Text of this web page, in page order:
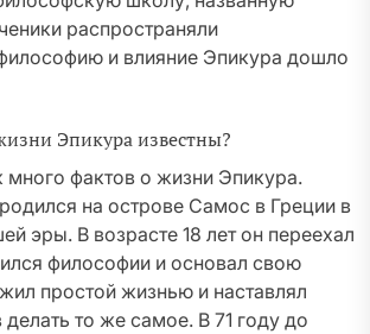
распространяли
и влияние Эпикура дошло
Эпикура известны?
много фактов о жизни Эпикура.
на острове Самос в Греции в
эры. В возрасте 18 лет он переехал
философии и основал свою
простой жизнью и наставлял
то же самое. В 71 году до